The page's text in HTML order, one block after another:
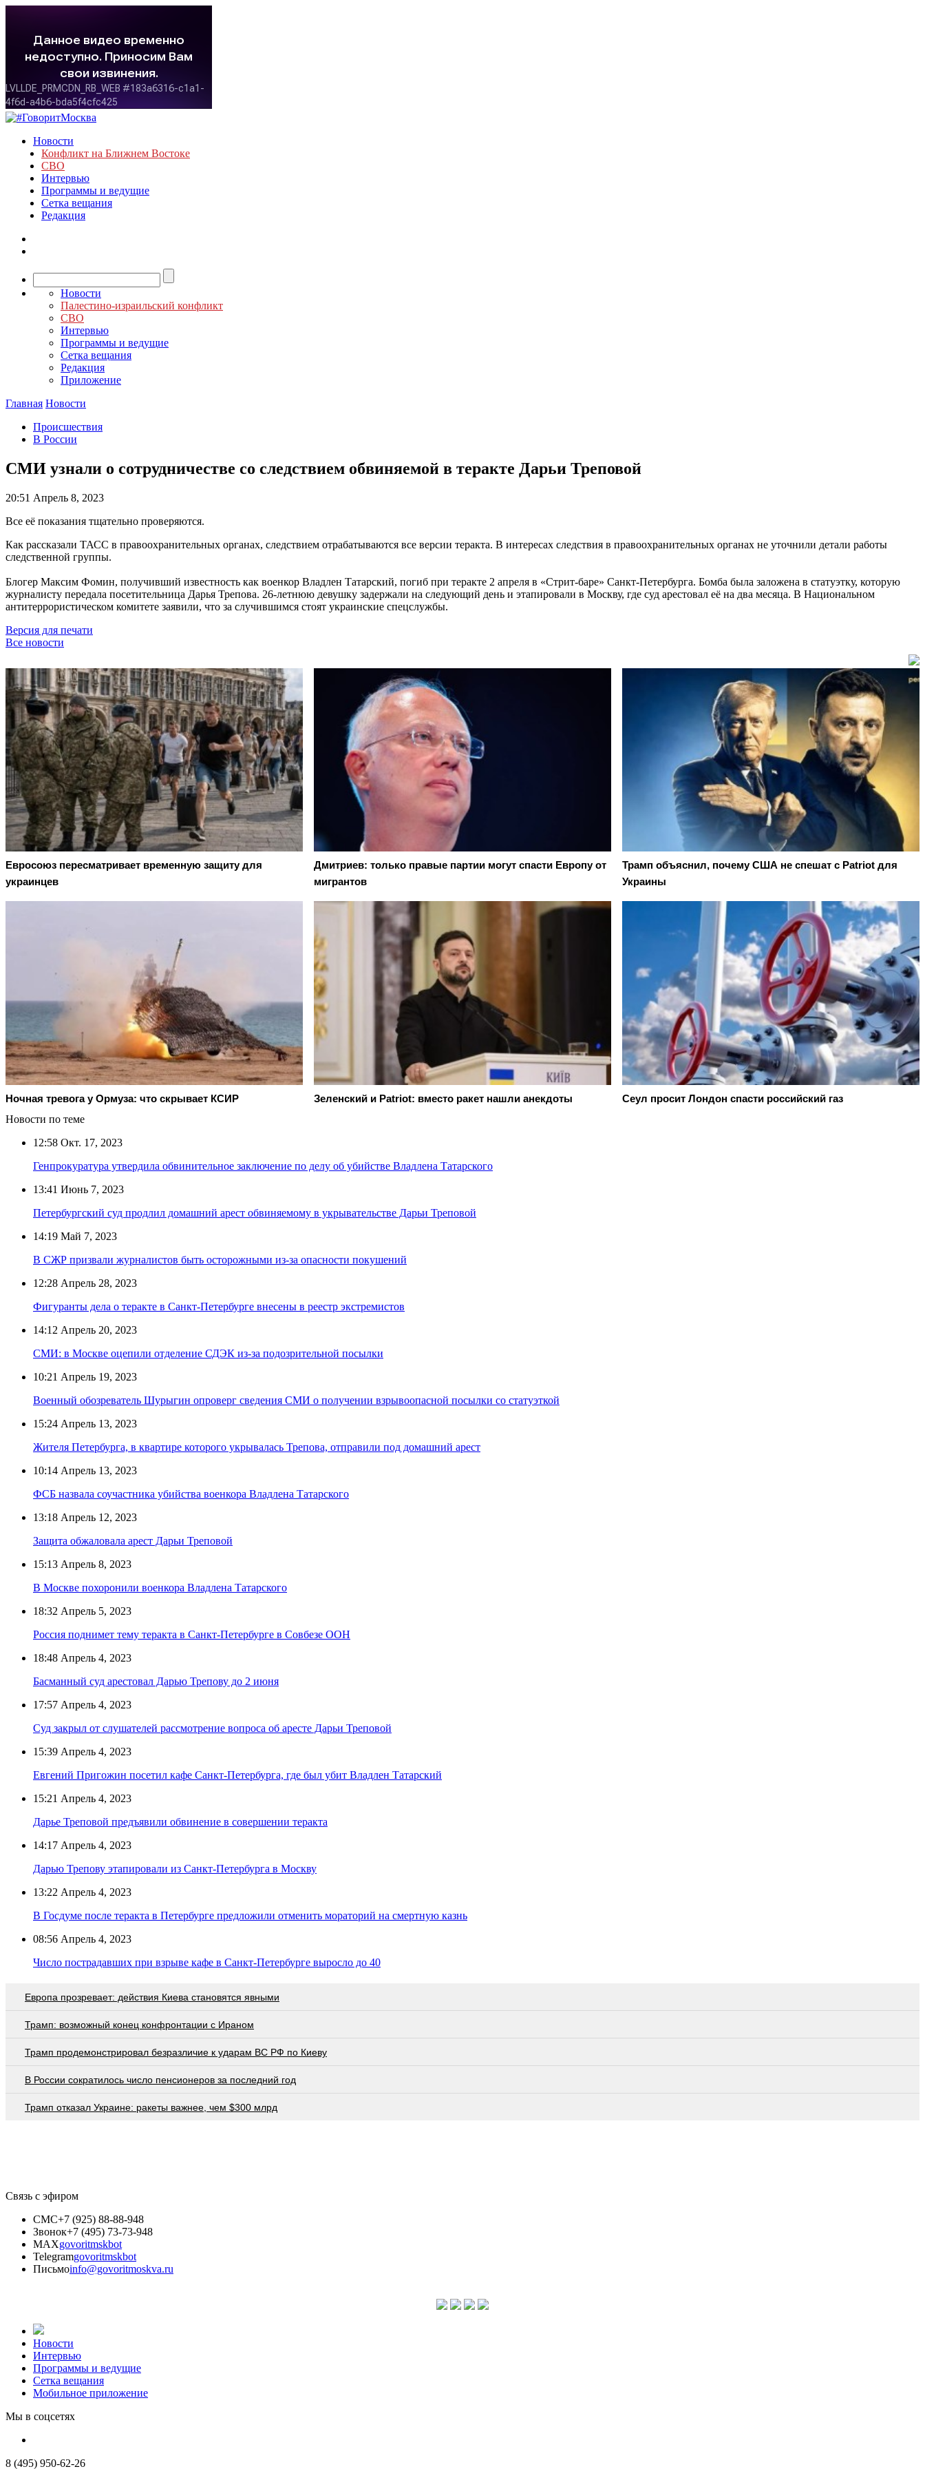
Новости
Конфликт на Ближнем Востоке
СВО
Интервью
Программы и ведущие
Сетка вещания
Редакция
Новости
Палестино-израильский конфликт
СВО
Интервью
Программы и ведущие
Сетка вещания
Редакция
Приложение
Главная Новости
Происшествия
В России
СМИ узнали о сотрудничестве со следствием обвиняемой в теракте Дарьи Треповой
20:51 Апрель 8, 2023
Все её показания тщательно проверяются.
Как рассказали ТАСС в правоохранительных органах, следствием отрабатываются все версии теракта. В интересах следствия в правоохранительных органах не уточнили детали работы
следственной группы.
Блогер Максим Фомин, получивший известность как военкор Владлен Татарский, погиб при теракте 2 апреля в «Стрит-баре» Санкт-Петербурга. Бомба была заложена в статуэтку, которую
журналисту передала посетительница Дарья Трепова. 26-летнюю девушку задержали на следующий день и этапировали в Москву, где суд арестовал её на два месяца. В Национальном
антитеррористическом комитете заявили, что за случившимся стоят украинские спецслужбы.
Версия для печати
Все новости
Евросоюз пересматривает временную защиту для
украинцев
Дмитриев: только правые партии могут спасти Европу от
мигрантов
Трамп объяснил, почему США не спешат с Patriot для
Украины
Ночная тревога у Ормуза: что скрывает КСИР Зеленский и Patriot: вместо ракет нашли анекдоты
Сеул просит Лондон спасти российский газ
Новости по теме
12:58 Окт. 17, 2023
Генпрокуратура утвердила обвинительное заключение по делу об убийстве Владлена Татарского
13:41 Июнь 7, 2023
Петербургский суд продлил домашний арест обвиняемому в укрывательстве Дарьи Треповой
14:19 Май 7, 2023
В СЖР призвали журналистов быть осторожными из-за опасности покушений
12:28 Апрель 28, 2023
Фигуранты дела о теракте в Санкт-Петербурге внесены в реестр экстремистов
14:12 Апрель 20, 2023
СМИ: в Москве оцепили отделение СДЭК из-за подозрительной посылки
10:21 Апрель 19, 2023
Военный обозреватель Шурыгин опроверг сведения СМИ о получении взрывоопасной посылки со статуэткой
15:24 Апрель 13, 2023
Жителя Петербурга, в квартире которого укрывалась Трепова, отправили под домашний арест
10:14 Апрель 13, 2023
ФСБ назвала соучастника убийства военкора Владлена Татарского
13:18 Апрель 12, 2023
Защита обжаловала арест Дарьи Треповой
15:13 Апрель 8, 2023
В Москве похоронили военкора Владлена Татарского
18:32 Апрель 5, 2023
Россия поднимет тему теракта в Санкт-Петербурге в Совбезе ООН
18:48 Апрель 4, 2023
Басманный суд арестовал Дарью Трепову до 2 июня
17:57 Апрель 4, 2023
Суд закрыл от слушателей рассмотрение вопроса об аресте Дарьи Треповой
15:39 Апрель 4, 2023
Евгений Пригожин посетил кафе Санкт-Петербурга, где был убит Владлен Татарский
15:21 Апрель 4, 2023
Дарье Треповой предъявили обвинение в совершении теракта
14:17 Апрель 4, 2023
Дарью Трепову этапировали из Санкт-Петербурга в Москву
13:22 Апрель 4, 2023
В Госдуме после теракта в Петербурге предложили отменить мораторий на смертную казнь
08:56 Апрель 4, 2023
Число пострадавших при взрыве кафе в Санкт-Петербурге выросло до 40
Европа прозревает: действия Киева становятся явными
Трамп: возможный конец конфронтации с Ираном
Трамп продемонстрировал безразличие к ударам ВС РФ по Киеву
В России сократилось число пенсионеров за последний год
Трамп отказал Украине: ракеты важнее, чем $300 млрд
Связь с эфиром
СМС+7 (925) 88-88-948
Звонок+7 (495) 73-73-948
MAXgovoritmskbot
Telegramgovoritmskbot
Письмоinfo@govoritmoskva.ru
Новости
Интервью
Программы и ведущие
Сетка вещания
Мобильное приложение
Мы в соцсетях
8 (495) 950-62-26